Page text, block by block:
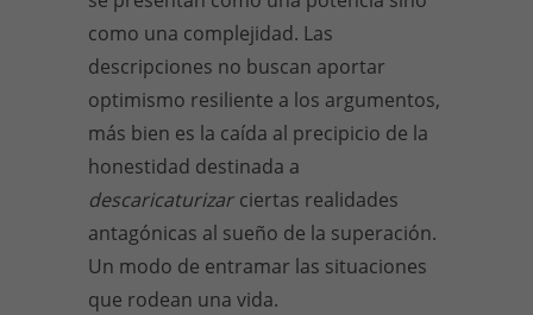
como una complejidad. Las
descripciones no buscan aportar
optimismo resiliente a los argumentos,
más bien es la caída al precipicio de la
honestidad destinada a
descaricaturizar ciertas realidades
antagónicas al sueño de la superación.
Un modo de entramar las situaciones
que rodean una vida.